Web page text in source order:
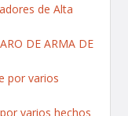
de Alta
DE ARMA DE
por varios
varios hechos